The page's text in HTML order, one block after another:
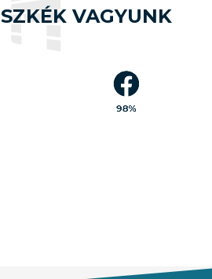
VAGYUNK
98%
értékelték a
munkánkat,
közel
1000 db
eddig leadott
alapján, ami